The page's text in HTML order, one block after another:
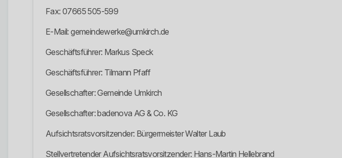
Fax: 07665 505-599
E-Mail: gemeindewerke@umkirch.de
Geschäftsführer: Markus Speck
Geschäftsführer: Tilmann Pfaff
Gesellschafter: Gemeinde Umkirch
Gesellschafter: badenova AG & Co. KG
Aufsichtsratsvorsitzender: Bürgermeister Walter Laub
Stellvertretender Aufsichtsratsvorsitzender: Hans-Martin Hellebrand